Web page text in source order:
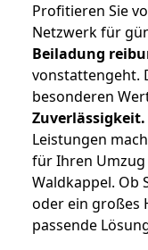
Profitieren Sie
Netzwerk für
Beiladung
vonstattengeht.
besonderen
Zuverlässigkeit.
Leistungen
für Ihren Umzug
Waldkappel. Ob
oder ein großes
passende